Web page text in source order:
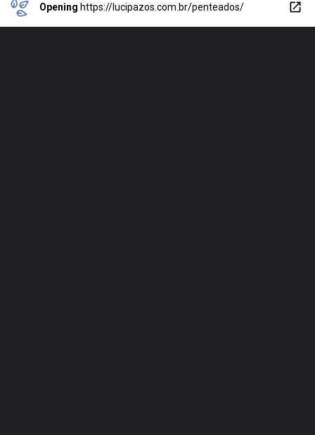
Opening https://lucipazos.com.br/penteados/